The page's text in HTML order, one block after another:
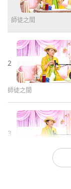
師徒之間
2
師徒之間
3